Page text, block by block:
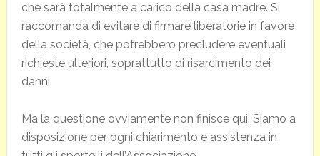
che sarà totalmente a carico della casa madre. Si
raccomanda di evitare di firmare liberatorie in favore
della società, che potrebbero precludere eventuali
richieste ulteriori, soprattutto di risarcimento dei
danni.
Ma la questione ovviamente non finisce qui. Siamo a
disposizione per ogni chiarimento e assistenza in